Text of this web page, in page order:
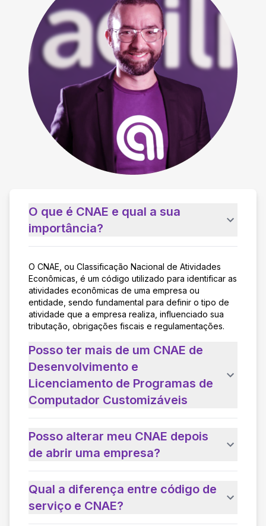
O que é CNAE e qual a sua
importância?
O CNAE, ou Classificação Nacional de Atividades
Econômicas, é um código utilizado para identificar as
atividades econômicas de uma empresa ou
entidade, sendo fundamental para definir o tipo de
atividade que a empresa realiza, influenciado sua
tributação, obrigações fiscais e regulamentações.
Posso ter mais de um CNAE de
Desenvolvimento e
Licenciamento de Programas de
Computador Customizáveis
Posso alterar meu CNAE depois
de abrir uma empresa?
Qual a diferença entre código de
serviço e CNAE?